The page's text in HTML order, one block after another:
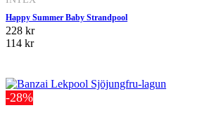
Happy Summer Baby Strandpool
228 kr
114 kr
-28%